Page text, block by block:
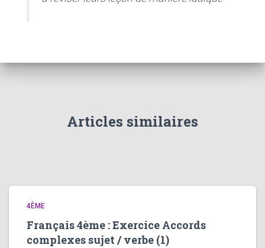
Articles similaires
4ÈME
Français 4ème : Exercice Accords
complexes sujet / verbe (1)